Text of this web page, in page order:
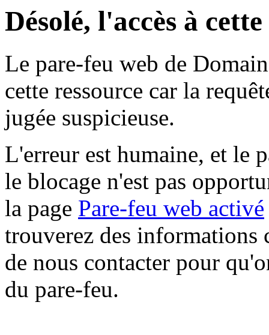
Désolé, l'accès à
Le pare-feu web de
cette ressource car la
jugée suspicieuse.
L'erreur est humaine, et le
le blocage n'est pas
la page Pare-feu web activé
trouverez des informations
de nous contacter pour
du pare-feu.